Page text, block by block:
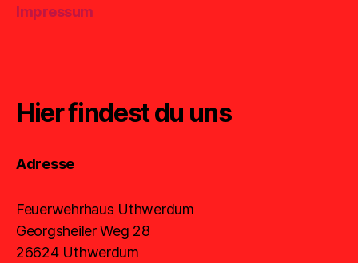
Impressum
Hier findest du uns
Adresse
Feuerwehrhaus Uthwerdum
Georgsheiler Weg 28
26624 Uthwerdum